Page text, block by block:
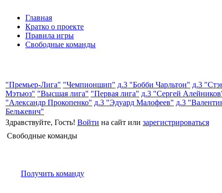
Главная
Кратко о проекте
Правила игры
Свободные команды
"Премьер-Лига" "Чемпионшип" д.3 "Бобби Чарльтон" д.3
Мэтьюз" "Высшая лига" "Первая лига" д.3 "Сергей
"Александр Прокопенко" д.3 "Эдуард Малофеев" д.3
Белькевич"
Здравствуйте, Гость! Войти на сайт или зарегистрироваться
Свободные команды
Получить команду